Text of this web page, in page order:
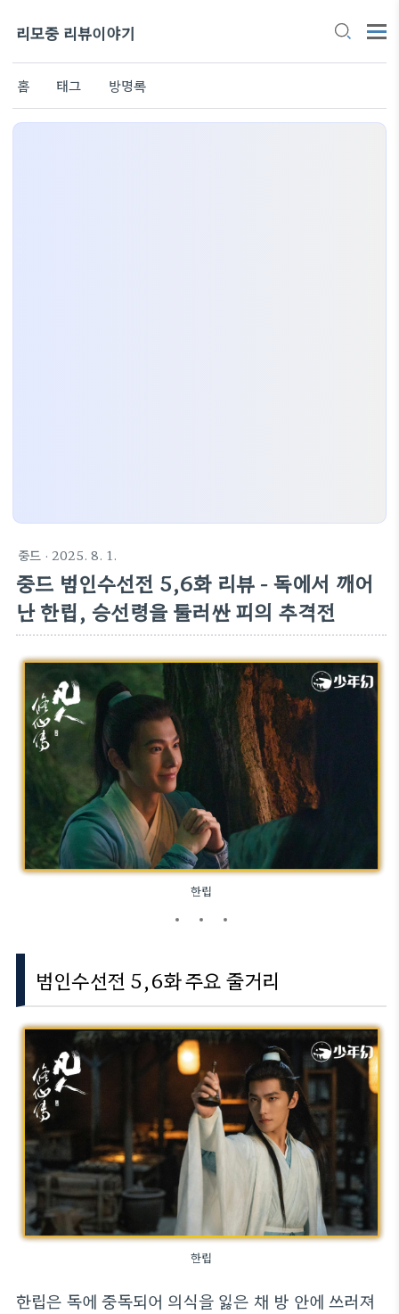
리모중 리뷰이야기
홈 태그 방명록
중드 · 2025. 8. 1.
중드 범인수선전 5,6화 리뷰 - 독에서 깨어
난 한립, 승선령을 둘러싼 피의 추격전
한립
범인수선전 5,6화 주요 줄거리
한립
한립은 독에 중독되어 의식을 잃은 채 방 안에 쓰러져